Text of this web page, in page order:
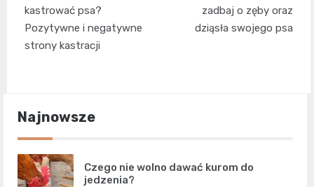
wpisu
kastrować psa?
Pozytywne i negatywne
strony kastracji
zadbaj o zęby oraz
dziąsła swojego psa
Najnowsze
Czego nie wolno dawać kurom do
jedzenia?